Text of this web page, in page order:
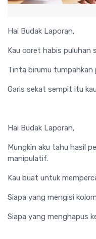
Hai Budak Laporan,
Kau coret habis puluhan
Tinta birumu tumpahkan
Garis sekat sempit itu
Hai Budak Laporan,
Mungkin aku tahu hasil
manipulatif.
Kau buat untuk
Siapa yang mengisi
Siapa yang menghapus